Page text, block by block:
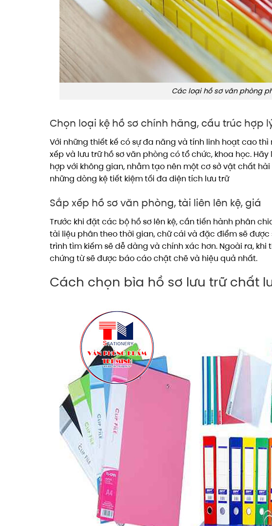
Các loại hồ sơ văn phòng
Chọn loại kệ hồ sơ chính hãng, cấu trúc hợp
Với những thiết kế có sự đa năng và tính linh hoạt cao
xếp và lưu trữ hồ sơ văn phòng có tổ chức, khoa học.
hợp với không gian, nhằm tạo nên một cơ sở vật chất
những dòng kệ tiết kiệm tối đa diện tích lưu trữ
Sắp xếp hồ sơ văn phòng, tài liên lên kệ, giá
Trước khi đặt các bộ hồ sơ lên kệ, cần tiến hành phân
tài liệu phân theo thời gian, chữ cái và đặc điểm sẽ
trình tìm kiếm sẽ dễ dàng và chính xác hơn. Ngoài ra,
chứng từ sẽ được báo cáo chặt chẽ và hiệu quả nhất.
Cách chọn bìa hồ sơ lưu trữ chất